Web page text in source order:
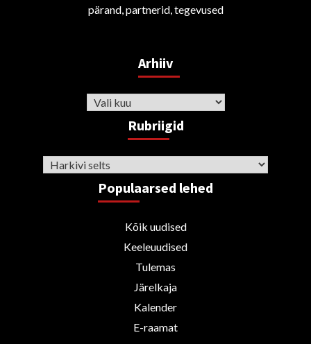
pärand, partnerid, tegevused
Arhiiv
Arhiiv
Rubriigid
Rubriigid
Populaarsed lehed
Kõik uudised
Keeleuudised
Tulemas
Järelkaja
Kalender
E-raamat